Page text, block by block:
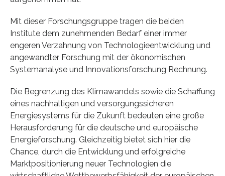
Mit dieser Forschungsgruppe tragen die beiden
Institute dem zunehmenden Bedarf einer immer
engeren Verzahnung von Technologieentwicklung und
angewandter Forschung mit der ökonomischen
Systemanalyse und Innovationsforschung Rechnung.
Die Begrenzung des Klimawandels sowie die Schaffung
eines nachhaltigen und versorgungssicheren
Energiesystems für die Zukunft bedeuten eine große
Herausforderung für die deutsche und europäische
Energieforschung. Gleichzeitig bietet sich hier die
Chance, durch die Entwicklung und erfolgreiche
Marktpositionierung neuer Technologien die